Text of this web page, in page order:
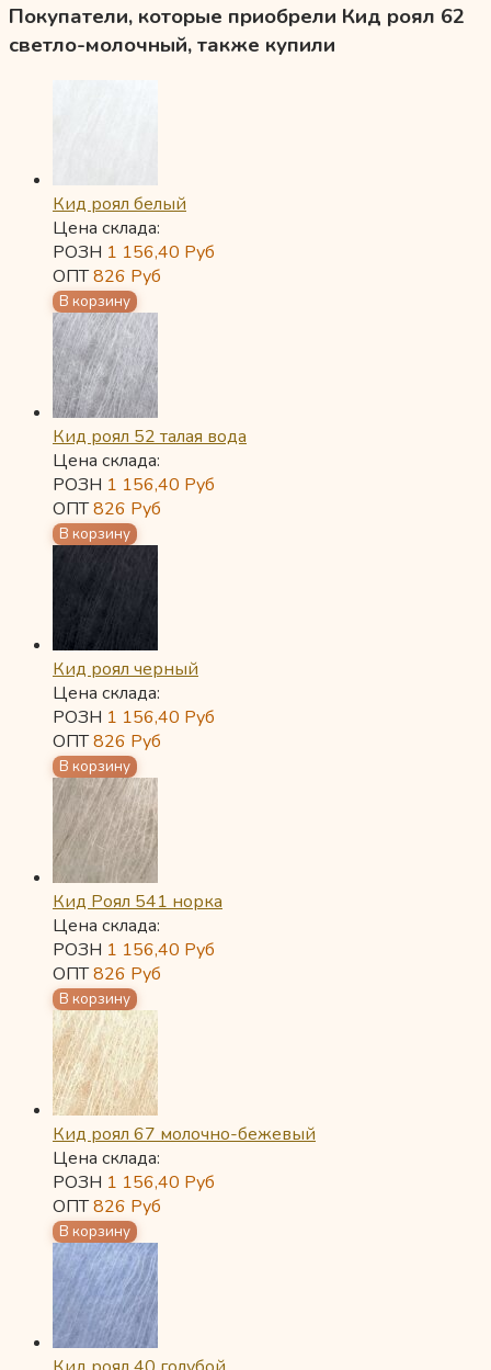
Покупатели, которые приобрели Кид роял 62
светло-молочный, также купили
Кид роял белый
Цена склада:
РОЗН 1 156,40 Руб
ОПТ826 Руб
Кид роял 52 талая вода
Цена склада:
РОЗН 1 156,40 Руб
ОПТ826 Руб
Кид роял черный
Цена склада:
РОЗН 1 156,40 Руб
ОПТ826 Руб
Кид Роял 541 норка
Цена склада:
РОЗН 1 156,40 Руб
ОПТ826 Руб
Кид роял 67 молочно-бежевый
Цена склада:
РОЗН 1 156,40 Руб
ОПТ826 Руб